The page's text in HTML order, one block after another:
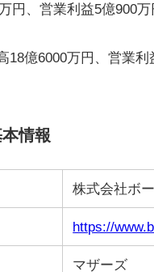
円、営業利益5億900
億6000万円、営業
情報
株式会社ボ
https://
マザーズ